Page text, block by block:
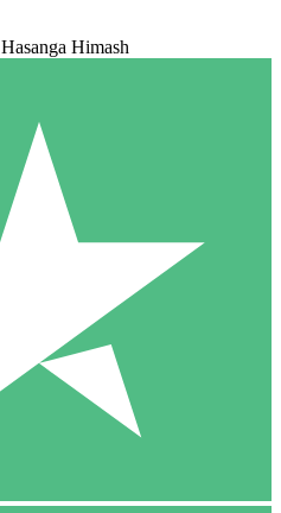
Hasanga Himash